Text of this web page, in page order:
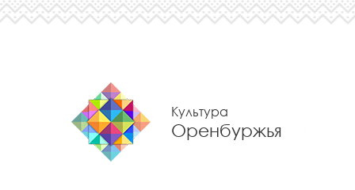
Культура
Оренбуржья